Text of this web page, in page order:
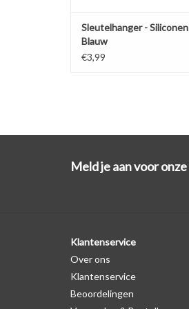
Sleutelhanger -
Blauw
€3,99
Meld je aan voor
Klantenservice
Over ons
Klantenservice
Beoordelingen